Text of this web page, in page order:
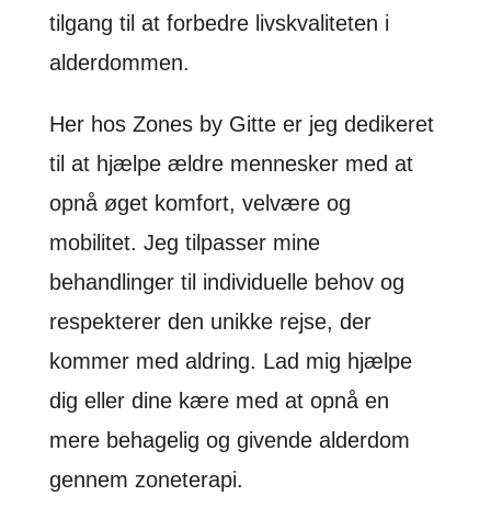
tilgang til at forbedre livskvaliteten i
alderdommen.
Her hos Zones by Gitte er jeg dedikeret
til at hjælpe ældre mennesker med at
opnå øget komfort, velvære og
mobilitet. Jeg tilpasser mine
behandlinger til individuelle behov og
respekterer den unikke rejse, der
kommer med aldring. Lad mig hjælpe
dig eller dine kære med at opnå en
mere behagelig og givende alderdom
gennem zoneterapi.